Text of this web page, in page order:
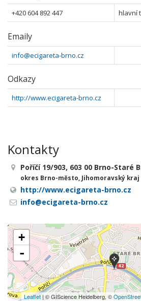
+420 604 892 447 hlavní
Emaily
info@ecigareta-brno.cz
Odkazy
http://www.ecigareta-brno.cz
Kontakty
Poříčí 19/903, 603 00 Brno-Staré
okres Brno-město, Jihomoravský kraj
http://www.ecigareta-brno.cz
info@ecigareta-brno.cz
+
-
Leaflet | © GIScience Heidelberg, ©